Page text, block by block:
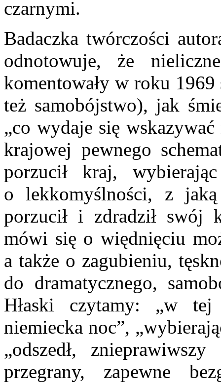
czarnymi.
Badaczka twórczości
odnotowuje, że
komentowały w roku
też samobójstwo), jak
„co wydaje się
krajowej pewnego
porzucił kraj,
o lekkomyślności, z
porzucił i zdradził
mówi się o więdnięciu
a także o zagubieniu,
do dramatycznego,
Hłaski czytamy: „w
niemiecka noc”,
„odszedł,
przegrany, zapewne